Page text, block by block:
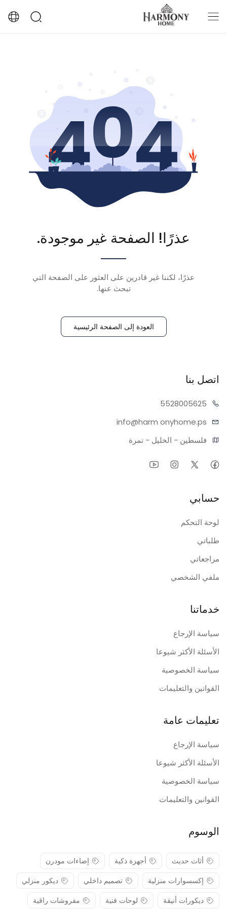
عذرًا! الصفحة غير موجودة.
عذرًا، لكننا غير قادرين على العثور على الصفحة التي
تبحث عنها.
العودة إلى الصفحة الرئيسية
اتصل بنا
05625
55280
info@harm onyhome.ps
فلسطين - الخليل - نمرة
حسابي
لوحة التحكم
طلباتي
مراجعاتي
ملفي الشخصي
خدماتنا
سياسة الإرجاع
الأسئلة الأكثر شيوعا
سياسة الخصوصية
القوانين والتعليمات
تعليمات عامة
سياسة الإرجاع
الأسئلة الأكثر شيوعا
سياسة الخصوصية
القوانين والتعليمات
الوسوم
أثاث حديث أجهزة ذكية
إضاءات مودرن
إكسسوارات منزلية
تصميم داخلي
ديكور منزلي
ديكورات أنيقة
لوحات فنية مفروشات راقية